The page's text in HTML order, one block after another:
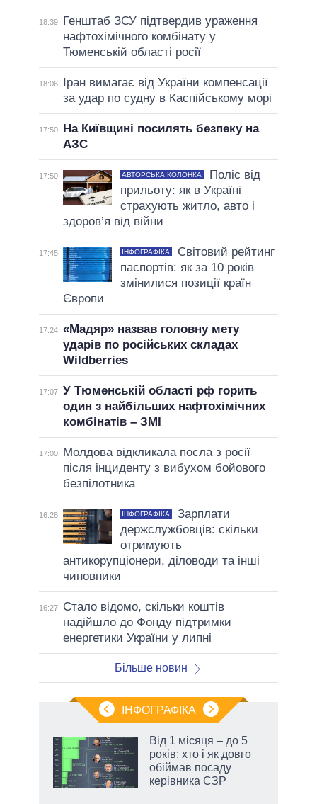
18:39
Генштаб ЗСУ підтвердив ураження
нафтохімічного комбінату у
Тюменській області росії
18:06
Іран вимагає від України компенсації
за удар по судну в Каспійському морі
17:50
На Київщині посилять безпеку на
АЗС
17:50 АВТОРСЬКА КОЛОНКА
Поліс від
прильоту: як в Україні
страхують житло, авто і
здоров’я від війни
17:45 ІНФОГРАФІКА
Світовий рейтинг
паспортів: як за 10 років
змінилися позиції країн
Європи
17:24 «Мадяр» назвав головну мету
ударів по російських складах
Wildberries
17:07 У Тюменській області рф горить
один з найбільших нафтохімічних
комбінатів – ЗМІ
17:00
Молдова відкликала посла з росії
після інциденту з вибухом бойового
безпілотника
16:28 ІНФОГРАФІКА
Зарплати
держслужбовців: скільки
отримують
антикорупціонери, діловоди та інші
чиновники
16:27
Стало відомо, скільки коштів
надійшло до Фонду підтримки
енергетики України у липні
Більше новин
ІНФОГРАФІКА
Від 1 місяця – до 5
років: хто і як довго
обіймав посаду
керівника СЗР